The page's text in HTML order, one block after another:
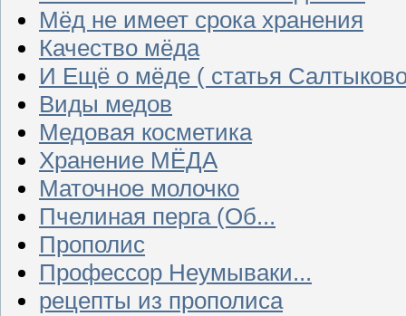
Мёд не имеет срока хранения
Качество мёда
И Ещё о мёде ( статья
Виды медов
Медовая косметика
Хранение МЁДА
Маточное молочко
Пчелиная перга (Об...
Прополис
Профессор Неумываки...
рецепты из прополиса